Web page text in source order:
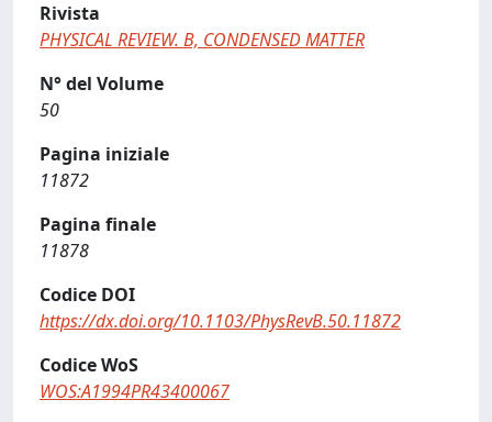
Rivista
PHYSICAL REVIEW. B, CONDENSED MATTER
N° del Volume
50
Pagina iniziale
11872
Pagina finale
11878
Codice DOI
https://dx.doi.org/10.1103/PhysRevB.50.11872
Codice WoS
WOS:A1994PR43400067